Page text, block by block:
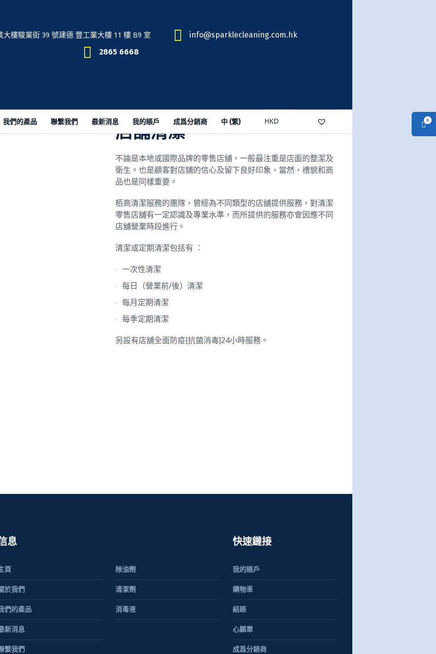
0
樓駿業街 39 號建德 豐工業大樓 11 樓 B9 室
info@sparklecleaning.com.hk
2865 6668
我們的產品 聯繫我們 最新消息 我的賬戶 成爲分銷商 中 (繁)
店舖清潔
不論是本地或國際品牌的零售店舖，一般最注重是店面的整潔及
衛生。也是顧客對店鋪的信心及留下良好印象，當然，禮貌和商
品也是同樣重要。
栢高清潔服務的團隊，曾經為不同類型的店舖提供服務，對清潔
零售店舖有一定認識及專業水準，而所提供的服務亦會因應不同
店舖營業時段進行。
清潔或定期清潔包括有 ：
一次性清潔
每日（營業前/後）清潔
每月定期清潔
每季定期清潔
另設有店舖全面防疫[抗菌消毒]24小時服務。
息
頁
於我們
們的產品
新消息
繫我們
除油劑
清潔劑
消毒液
快速鏈接
我的賬戶
購物車
結賬
心願單
成爲分銷商